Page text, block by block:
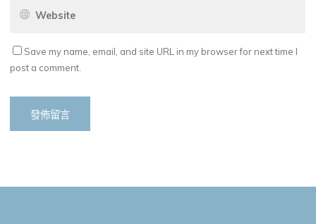
Save my name, email, and site URL in my browser for next time I
post a comment.